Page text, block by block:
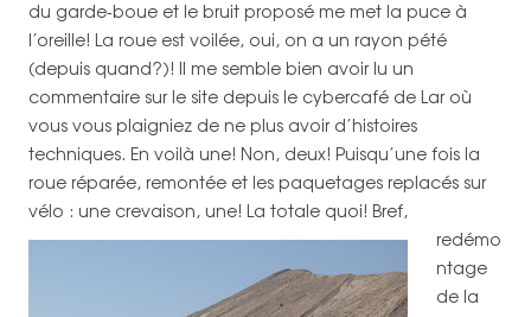
du garde-boue et le bruit proposé me met la puce à
l’oreille! La roue est voilée, oui, on a un rayon pété
(depuis quand?)! Il me semble bien avoir lu un
commentaire sur le site depuis le cybercafé de Lar où
vous vous plaigniez de ne plus avoir d’histoires
techniques. En voilà une! Non, deux! Puisqu’une fois la
roue réparée, remontée et les paquetages replacés sur
vélo : une crevaison, une! La totale quoi! Bref,
redémo
ntage
de la